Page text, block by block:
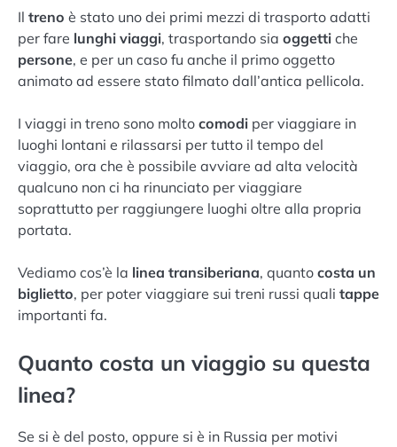
Il treno è stato uno dei primi mezzi di trasporto adatti
per fare lunghi viaggi, trasportando sia oggetti che
persone, e per un caso fu anche il primo oggetto
animato ad essere stato filmato dall’antica pellicola.
I viaggi in treno sono molto comodi per viaggiare in
luoghi lontani e rilassarsi per tutto il tempo del
viaggio, ora che è possibile avviare ad alta velocità
qualcuno non ci ha rinunciato per viaggiare
soprattutto per raggiungere luoghi oltre alla propria
portata.
Vediamo cos’è la linea transiberiana, quanto costa un
biglietto, per poter viaggiare sui treni russi quali tappe
importanti fa.
Quanto costa un viaggio su questa
linea?
Se si è del posto, oppure si è in Russia per motivi